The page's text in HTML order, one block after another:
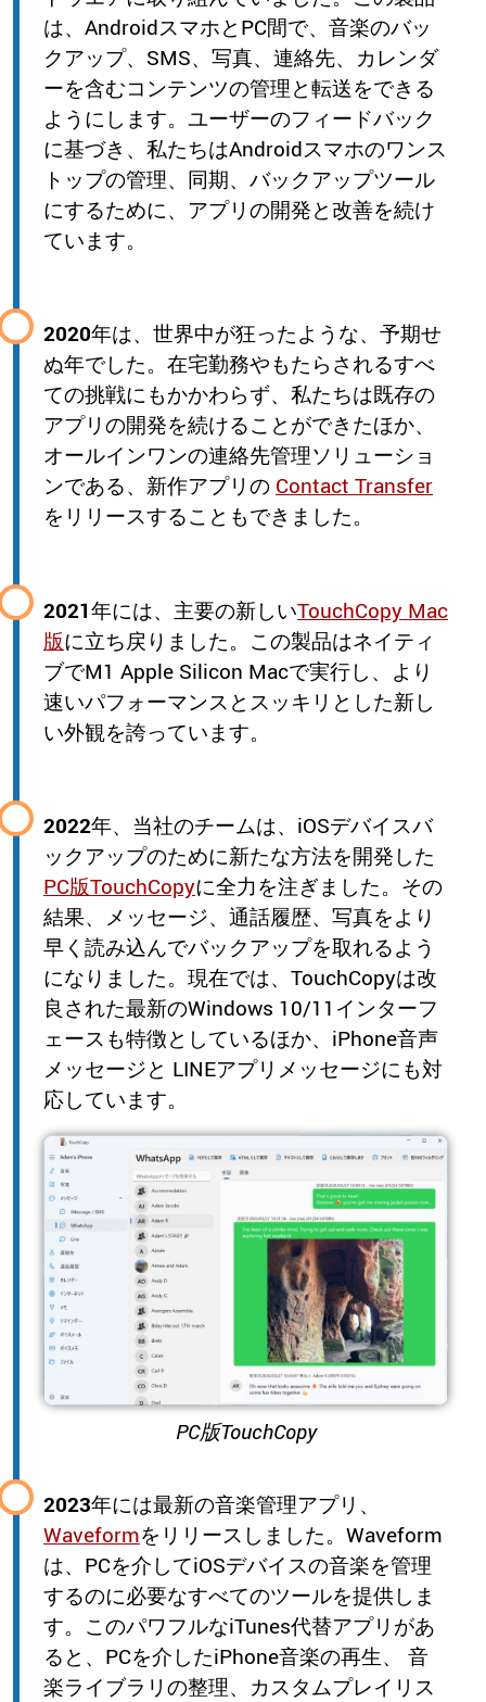
は、AndroidスマホとPC間で、音楽のバッ
クアップ、SMS、写真、連絡先、カレンダ
ーを含むコンテンツの管理と転送をできる
ようにします。ユーザーのフィードバック
に基づき、私たちはAndroidスマホのワンス
トップの管理、同期、バックアップツール
にするために、アプリの開発と改善を続け
ています。
2020年は、世界中が狂ったような、予期せ
ぬ年でした。在宅勤務やもたらされるすべ
ての挑戦にもかかわらず、私たちは既存の
アプリの開発を続けることができたほか、
オールインワンの連絡先管理ソリューショ
ンである、新作アプリの Contact Transfer
をリリースすることもできました。
2021年には、主要の新しいTouchCopy Mac
版に立ち戻りました。この製品はネイティ
ブでM1 Apple Silicon Macで実行し、より
速いパフォーマンスとスッキリとした新し
い外観を誇っています。
2022年、当社のチームは、iOSデバイスバ
ックアップのために新たな方法を開発した
PC版TouchCopyに全力を注ぎました。その
結果、メッセージ、通話履歴、写真をより
早く読み込んでバックアップを取れるよう
になりました。現在では、TouchCopyは改
良された最新のWindows 10/11インターフ
ェースも特徴としているほか、iPhone音声
メッセージと LINEアプリメッセージにも対
応しています。
PC版TouchCopy
2023年には最新の音楽管理アプリ、
Waveformをリリースしました。Waveform
は、PCを介してiOSデバイスの音楽を管理
するのに必要なすべてのツールを提供しま
す。このパワフルなiTunes代替アプリがあ
ると、PCを介したiPhone音楽の再生、 音
楽ライブラリの整理、カスタムプレイリス